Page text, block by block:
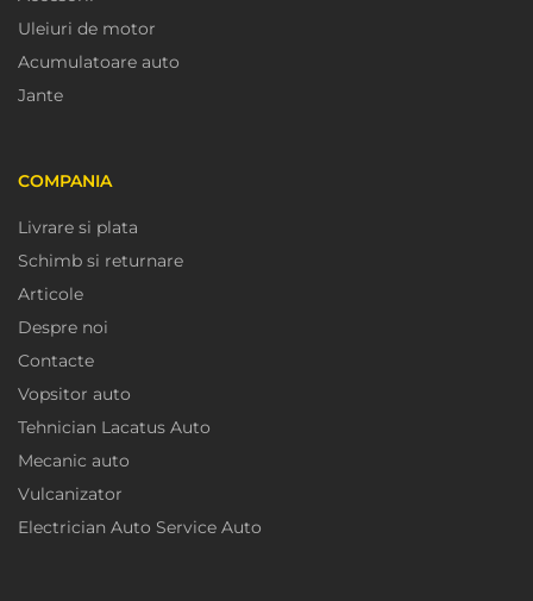
Uleiuri de motor
Acumulatoare auto
Jante
COMPANIA
Livrare si plata
Schimb si returnare
Articole
Despre noi
Contacte
Vopsitor auto
Tehnician Lacatus Auto
Mecanic auto
Vulcanizator
Electrician Auto Service Auto